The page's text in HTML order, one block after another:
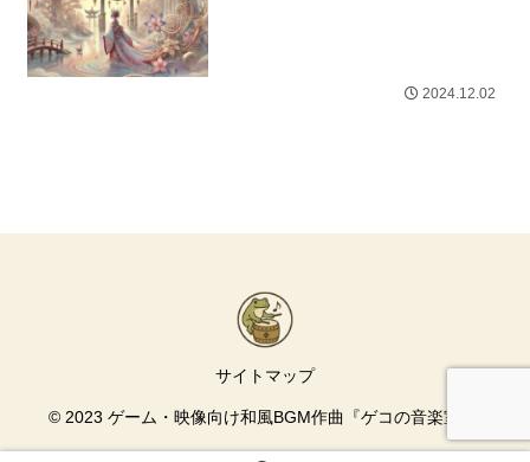
2024.12.02
サイトマップ
© 2023 ゲーム・映像向け和風BGM作曲『ゲコの音楽室』.